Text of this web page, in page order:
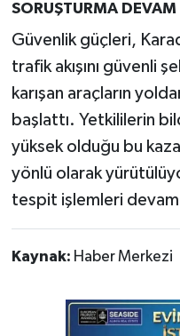
SORUŞTURMA DEVAM
Güvenlik güçleri,
trafik akışını güvenli
karışan araçların
başlattı. Yetkililerin
yüksek olduğu bu
yönlü olarak
tespit işlemleri
Kaynak: Haber Merkezi